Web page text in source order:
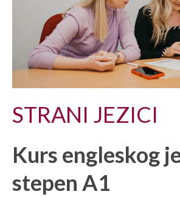
STRANI JEZICI
Kurs engleskog
stepen A1